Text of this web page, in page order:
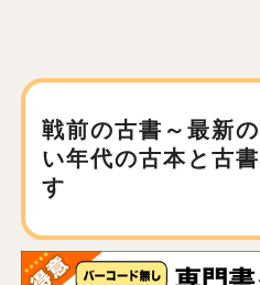
戦前の古書～最新
い年代の古本と古
す